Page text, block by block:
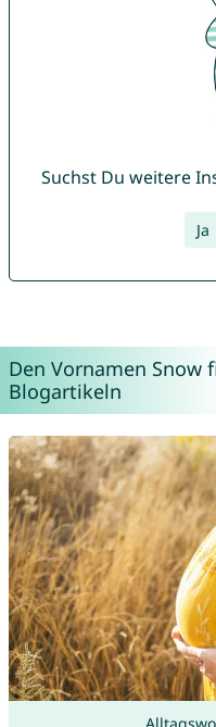
Suchst Du weitere
Ja
Den Vornamen Snow
Blogartikeln